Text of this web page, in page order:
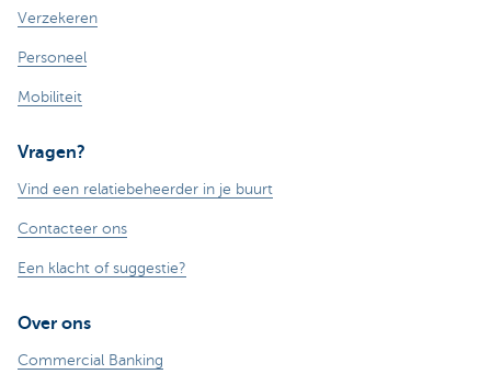
Verzekeren
Personeel
Mobiliteit
Vragen?
Vind een relatiebeheerder in je buurt
Contacteer ons
Een klacht of suggestie?
Over ons
Commercial Banking